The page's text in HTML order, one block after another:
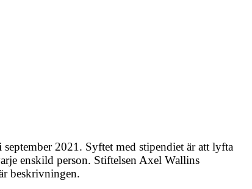
2021. Syftet med stipendiet är att lyfta
enskild person. Stiftelsen Axel Wallins
beskrivningen.